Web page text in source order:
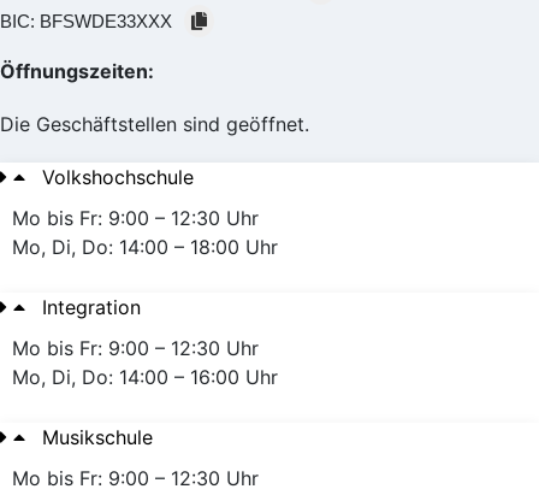
BIC: BFSWDE33XXX
Öffnungszeiten:
Die Geschäftstellen sind geöffnet.
Volkshochschule
Mo bis Fr: 9:00 – 12:30 Uhr
Mo, Di, Do: 14:00 – 18:00 Uhr
Integration
Mo bis Fr: 9:00 – 12:30 Uhr
Mo, Di, Do: 14:00 – 16:00 Uhr
Musikschule
Mo bis Fr: 9:00 – 12:30 Uhr